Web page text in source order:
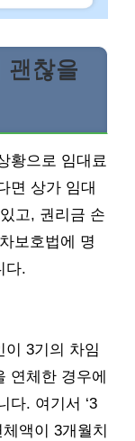
괜찮을
황으로 임대료
면 상가 임대
고, 권리금 손
보호법에 명
다.
이 3기의 차임
연체한 경우에
다. 여기서 ‘3
액이 3개월치